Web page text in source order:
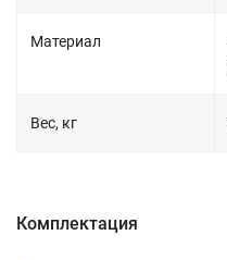
Материал
Вес, кг
Комплектация